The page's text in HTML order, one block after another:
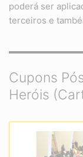
poderá ser
terceiros e
Cupons
Heróis